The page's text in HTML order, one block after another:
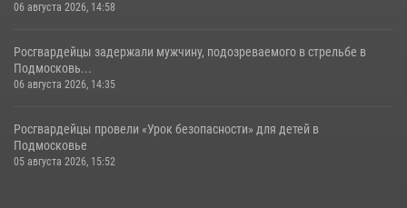
06 августа 2026, 14:58
Росгвардейцы задержали мужчину, подозреваемого в стрельбе в
Подмосковь...
06 августа 2026, 14:35
Росгвардейцы провели «Урок безопасности» для детей в
Подмосковье
05 августа 2026, 15:52